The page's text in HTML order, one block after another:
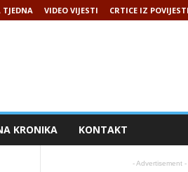
TJEDNA VIDEO VIJESTI CRTICE IZ POVIJESTI
KRONIKA KONTAKT
- Advertisement -